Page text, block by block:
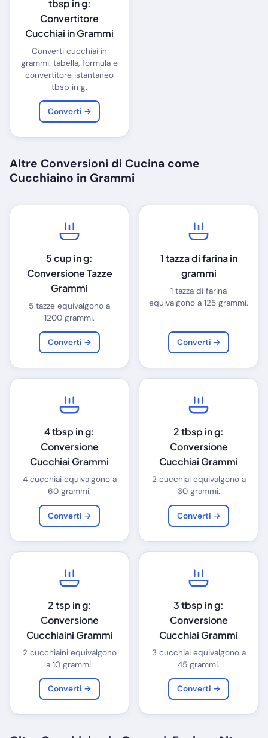
tbsp in g:
Convertitore
Cucchiai in Grammi
Converti cucchiai in
grammi: tabella, formula e
convertitore istantaneo
tbsp in g.
Converti →
Altre Conversioni di Cucina come
Cucchiaino in Grammi
5 cup in g:
Conversione Tazze
Grammi
5 tazze equivalgono a
1200 grammi.
Converti →
1 tazza di farina in
grammi
1 tazza di farina
equivalgono a 125 grammi.
Converti →
4 tbsp in g:
Conversione
Cucchiai Grammi
4 cucchiai equivalgono a
60 grammi.
Converti →
2 tbsp in g:
Conversione
Cucchiai Grammi
2 cucchiai equivalgono a
30 grammi.
Converti →
2 tsp in g:
Conversione
Cucchiaini Grammi
2 cucchiaini equivalgono
a 10 grammi.
Converti →
3 tbsp in g:
Conversione
Cucchiai Grammi
3 cucchiai equivalgono a
45 grammi.
Converti →